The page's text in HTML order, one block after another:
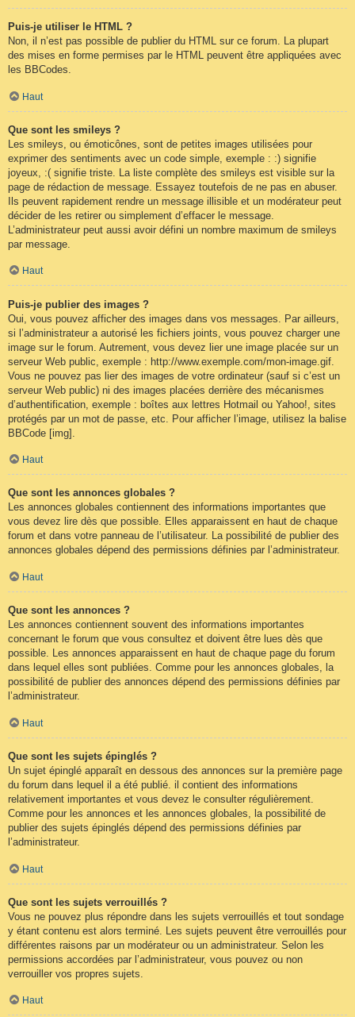
Puis-je utiliser le HTML ?
Non, il n’est pas possible de publier du HTML sur ce forum. La plupart
des mises en forme permises par le HTML peuvent être appliquées avec
les BBCodes.
Haut
Que sont les smileys ?
Les smileys, ou émoticônes, sont de petites images utilisées pour
exprimer des sentiments avec un code simple, exemple : :) signifie
joyeux, :( signifie triste. La liste complète des smileys est visible sur la
page de rédaction de message. Essayez toutefois de ne pas en abuser.
Ils peuvent rapidement rendre un message illisible et un modérateur peut
décider de les retirer ou simplement d’effacer le message.
L’administrateur peut aussi avoir défini un nombre maximum de smileys
par message.
Haut
Puis-je publier des images ?
Oui, vous pouvez afficher des images dans vos messages. Par ailleurs,
si l’administrateur a autorisé les fichiers joints, vous pouvez charger une
image sur le forum. Autrement, vous devez lier une image placée sur un
serveur Web public, exemple : http://www.exemple.com/mon-image.gif.
Vous ne pouvez pas lier des images de votre ordinateur (sauf si c’est un
serveur Web public) ni des images placées derrière des mécanismes
d’authentification, exemple : boîtes aux lettres Hotmail ou Yahoo!, sites
protégés par un mot de passe, etc. Pour afficher l’image, utilisez la balise
BBCode [img].
Haut
Que sont les annonces globales ?
Les annonces globales contiennent des informations importantes que
vous devez lire dès que possible. Elles apparaissent en haut de chaque
forum et dans votre panneau de l’utilisateur. La possibilité de publier des
annonces globales dépend des permissions définies par l’administrateur.
Haut
Que sont les annonces ?
Les annonces contiennent souvent des informations importantes
concernant le forum que vous consultez et doivent être lues dès que
possible. Les annonces apparaissent en haut de chaque page du forum
dans lequel elles sont publiées. Comme pour les annonces globales, la
possibilité de publier des annonces dépend des permissions définies par
l’administrateur.
Haut
Que sont les sujets épinglés ?
Un sujet épinglé apparaît en dessous des annonces sur la première page
du forum dans lequel il a été publié. il contient des informations
relativement importantes et vous devez le consulter régulièrement.
Comme pour les annonces et les annonces globales, la possibilité de
publier des sujets épinglés dépend des permissions définies par
l’administrateur.
Haut
Que sont les sujets verrouillés ?
Vous ne pouvez plus répondre dans les sujets verrouillés et tout sondage
y étant contenu est alors terminé. Les sujets peuvent être verrouillés pour
différentes raisons par un modérateur ou un administrateur. Selon les
permissions accordées par l’administrateur, vous pouvez ou non
verrouiller vos propres sujets.
Haut